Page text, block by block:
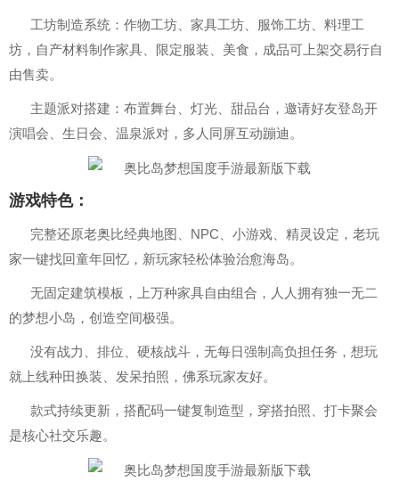
工坊制造系统：作物工坊、家具工坊、服饰工坊、料理工
坊，自产材料制作家具、限定服装、美食，成品可上架交易行自
由售卖。
主题派对搭建：布置舞台、灯光、甜品台，邀请好友登岛开
演唱会、生日会、温泉派对，多人同屏互动蹦迪。
游戏特色：
完整还原老奥比经典地图、NPC、小游戏、精灵设定，老玩
家一键找回童年回忆，新玩家轻松体验治愈海岛。
无固定建筑模板，上万种家具自由组合，人人拥有独一无二
的梦想小岛，创造空间极强。
没有战力、排位、硬核战斗，无每日强制高负担任务，想玩
就上线种田换装、发呆拍照，佛系玩家友好。
款式持续更新，搭配码一键复制造型，穿搭拍照、打卡聚会
是核心社交乐趣。